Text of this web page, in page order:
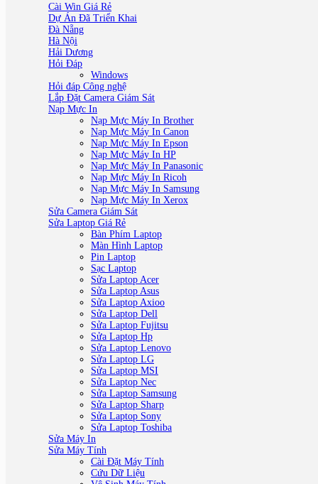
Cài Win Giá Rẻ
Dự Án Đã Triển Khai
Đà Nẵng
Hà Nội
Hải Dương
Hỏi Đáp
Windows
Hỏi đáp Công nghệ
Lắp Đặt Camera Giám Sát
Nạp Mực In
Nạp Mực Máy In Brother
Nạp Mực Máy In Canon
Nạp Mực Máy In Epson
Nạp Mực Máy In HP
Nạp Mực Máy In Panasonic
Nạp Mực Máy In Ricoh
Nạp Mực Máy In Samsung
Nạp Mực Máy In Xerox
Sửa Camera Giám Sát
Sửa Laptop Giá Rẻ
Bàn Phím Laptop
Màn Hình Laptop
Pin Laptop
Sạc Laptop
Sửa Laptop Acer
Sửa Laptop Asus
Sửa Laptop Axioo
Sửa Laptop Dell
Sửa Laptop Fujitsu
Sửa Laptop Hp
Sửa Laptop Lenovo
Sửa Laptop LG
Sửa Laptop MSI
Sửa Laptop Nec
Sửa Laptop Samsung
Sửa Laptop Sharp
Sửa Laptop Sony
Sửa Laptop Toshiba
Sửa Máy In
Sửa Máy Tính
Cài Đặt Máy Tính
Cứu Dữ Liệu